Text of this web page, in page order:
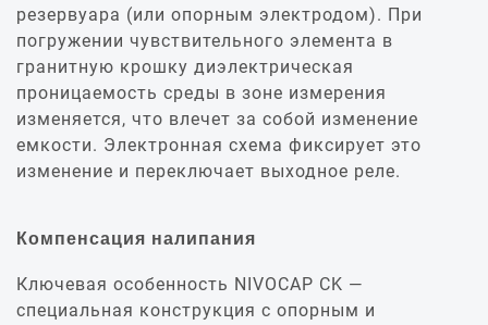
резервуара (или опорным электродом). При
погружении чувствительного элемента в
гранитную крошку диэлектрическая
проницаемость среды в зоне измерения
изменяется, что влечет за собой изменение
емкости. Электронная схема фиксирует это
изменение и переключает выходное реле.
Компенсация налипания
Ключевая особенность NIVOCAP CK —
специальная конструкция с опорным и